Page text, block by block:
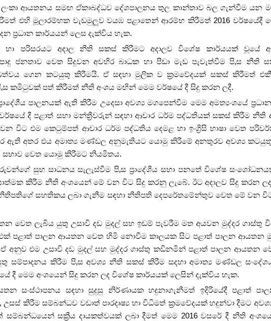
ලංකා ආයතනය සමඟ ඒකාබද්ධව දේශපාලනය තුල කාන්තාව බල ගැන්වීම යන
එහි මූලාරම්භක වැඩමුලූ‍ව වයඹ පළාතෙන් ආරම්භ කිරීමත් 2016 වර්ෂයේදී
ප්‍රධාන කාර්යයන් ලෙස දැක්විය හැක.
පරිසරයට අදාල නීති සකස් කිරීමට අදාලව විශේෂ කාර්යයක් වූයේ
ජනතාව වෙත සිදුවන අවහිර බාධක හා පීඩා මැඩ පැවැත්වීම පි‚ස නීති
ගෙන කටයුතු කිරීමයි. ඒ සඳහා මුලික ව ක්‍රමවේදයක් සකස් කිරීමත් එකී
කමිටුවක් පත් කිරීමත් නීති අංශය මඟින් මෙම වර්ෂ‍යේ දී සිදු කරන ලදී.
පාලනයක් ඇති කිරීම උදෙසා අවශ්‍ය මගපෙන්වීම මෙම අමත්‍යංශයේ
දී පළාත් සභා මන්ත්‍රීවරුන් සඳහා ආචාර ධර්ම පද්ධතියක් සකස් කිරීම නීති
විට එම කෙටුම්පත් ආචාර ධර්ම පද්ධතිය දෙමළ හා ඉංග්‍රිසි භාෂා වෙත
ඇති අතර එය අමාත්‍ය මණ්ඩල අනුමැතියට යොමු කිරීමේ අනතුරව අවශ්‍ය කටයුතු
සභාව වෙත යොමු කිරීමට නියමිතය.
සුභ සාධනය සැලැස්වීම පි‚ස ප්‍රාදේශීය සභා පනතේ විශේෂ
කිරීම නීති අංශයෙන් මේ වන විට සිදු කරනු ලැබේ. ඊට අදාලව සිදු කරන
සහතිකය ලබා ගැනීම සඳහා නීතිපති දෙපරේතමේන්තුව වෙත මේ වන
වෙත ලැබිය යුතු උසාවි දඩ මුදල් සහ ඉඩම් පැවරීම මත අයවන මුද්දර ගාස්තු
පළාත් පාලන ආයතන වෙත හිමි නොවීම කාලයක සිට පළාත් පාලන ආයතන
අනුව එම උසාවි දඩ මුදල් සහ මුද්දර ගාස්තු කඩිනමින් පළාත් පාලන ආයතන
සම්පාදනය කිරීම පි‚ස අවශ්‍ය නීති සකස් කිරීම සදහා අමාත්‍ය මණ්ඩල
දී මෙම අංශයෙන් සිදු කරන ලද විශේෂ කාර්යයක් ලෙසින් දැක්විය හැක.
සංස්ථාපනය සඳහා සුදුසු නිර්ණායක හදුනාගැනීමත් ඉදිරියේදී පළාත්
උසස් කිරීම සම්බන්ධව වඩාත් පාරදෘෂ්‍ය හා විධිමත් ක්‍රමවේදයක් හදුන්වා දීමට
සම්බන්ධයෙන් සක්‍රීය දායකත්වයක් ලබා දීමත් මෙම 2016 වසරේ දී නීති